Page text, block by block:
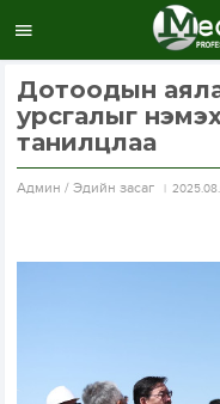
Дотоодын
урсгалыг
танилцлаа
Aдмин / Эдийн засаг